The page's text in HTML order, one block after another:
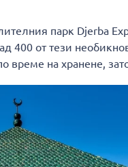
парк Djerba
400 от тези
време на хранене,